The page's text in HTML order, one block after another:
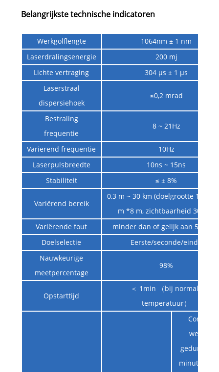
Belangrijkste technische indicatoren
Werkgolflengte
1064nm ± 1 nm
Laserdralingsenergie
200 mj
Lichte vertraging
304 µs ± 1 µs
Laserstraal
dispersiehoek
≤0,2 mrad
Bestraling
frequentie
8 ~ 21Hz
Variërend frequentie
10Hz
Laserpulsbreedte
10ns ~ 15ns
Stabiliteit
≤ ± 8%
Variërend bereik
0,3 m ~ 30 km (doelgrootte 10 m
m *8 m, zichtbaarheid 30 km)
Variërende fout
minder dan of gelijk aan 5
Doelselectie
Eerste/seconde/einde
Nauwkeurige
meetpercentage
98%
Opstarttijd
＜ 1min （bij normale
temperatuur）
Continu
werken
gedurende
minuten,